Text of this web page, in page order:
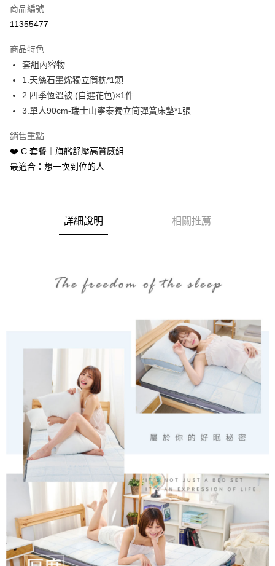
LINE Pay
街口支付
悠遊付
Google Pay
全盈+PAY
商品編號
11355477
商品特色
套組內容物
1.天絲石墨烯獨立筒枕*1顆
2.四季恆溫被 (自選花色)×1件
3.單人90cm-瑞士山寧泰獨立筒彈簧床墊*1張
銷售重點
❤️ C 套餐｜旗艦舒壓高質感組
最適合：想一次到位的人
詳細說明 相關推薦